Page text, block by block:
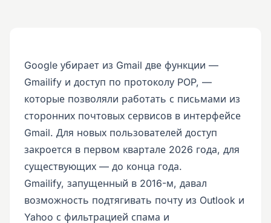
Google убирает из Gmail две функции —
Gmailify и доступ по протоколу POP, —
которые позволяли работать с письмами из
сторонних почтовых сервисов в интерфейсе
Gmail. Для новых пользователей доступ
закроется в первом квартале 2026 года, для
существующих — до конца года.
Gmailify, запущенный в 2016-м, давал
возможность подтягивать почту из Outlook и
Yahoo с фильтрацией спама и